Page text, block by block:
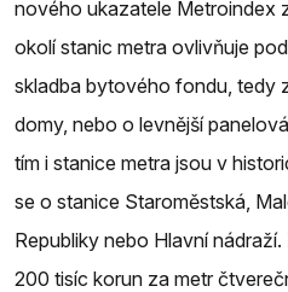
nového ukazatele Metroindex
okolí stanic metra ovlivňuje
skladba bytového fondu, tedy
domy, nebo o levnější
tím i stanice metra jsou v
se o stanice Staroměstská,
Republiky nebo Hlavní
200 tisíc korun za metr